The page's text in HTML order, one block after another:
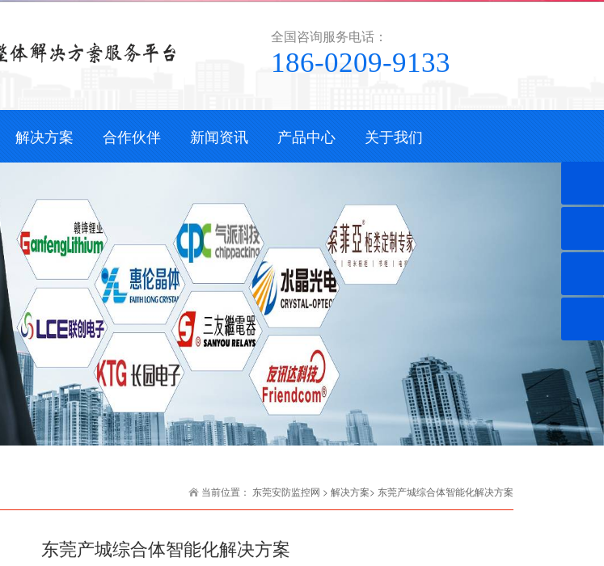
全国咨询服务电话：
186-0209-9133
解决方案 合作伙伴 新闻资讯 产品中心 关于我们
当前位置： 东莞安防监控网 > 解决方案> 东莞产城综合体智能化解决方案
东莞产城综合体智能化解决方案